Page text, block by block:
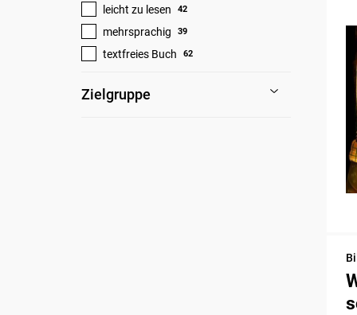
leicht zu lesen 42
mehrsprachig 39
textfreies Buch 62
Zielgruppe